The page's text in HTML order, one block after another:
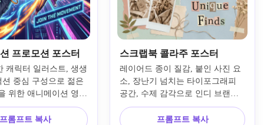
프로모션 포스터
캐릭터 일러스트, 생생
션 중심 구성으로 젊은
위한 애니메이션 영감
터를 만드세요. 에너
경 효과, 깔끔한 라인
롬프트 복사
스크랩북 콜라주 포스터
레이어드 종이 질감, 붙인 사진 요
소, 장난기 넘치는 타이포그래피
공간, 수제 감각으로 인디 브랜드
를 위한 스크랩북 콜라주 광고 포
스터를 만드세요. 소프트 파스텔
프롬프트 복사